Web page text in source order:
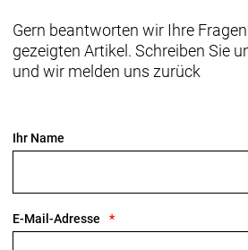
Gern beantworten wir Ihre
gezeigten Artikel. Schreiben Sie
und wir melden uns zurück
Ihr Name
E-Mail-Adresse